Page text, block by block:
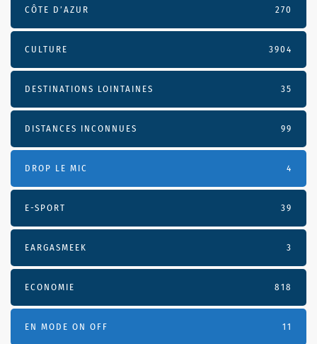
CÔTE D’AZUR 270
CULTURE 3904
DESTINATIONS LOINTAINES 35
DISTANCES INCONNUES 99
DROP LE MIC 4
E-SPORT 39
EARGASMEEK 3
ECONOMIE 818
EN MODE ON OFF 11